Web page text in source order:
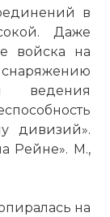
в
Даже
войска на
дивизий».
Рейне». М.,
на